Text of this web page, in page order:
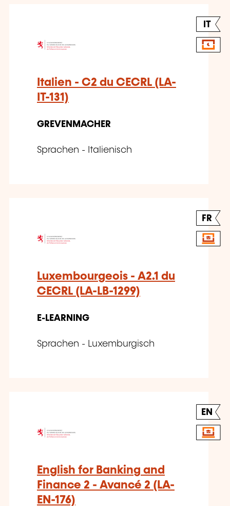
IT
Italien - C2 du CECRL (LA-
IT-131)
GREVENMACHER
Sprachen - Italienisch
FR
Luxembourgeois - A2.1 du
CECRL (LA-LB-1299)
E-LEARNING
Sprachen - Luxemburgisch
EN
English for Banking and
Finance 2 - Avancé 2 (LA-
EN-176)